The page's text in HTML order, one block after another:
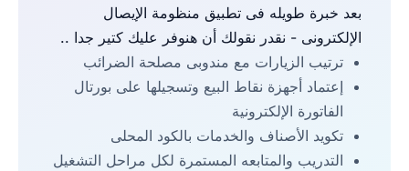
بعد خبرة طويله فى تطبيق منظومة الإيصال
الإلكترونى - نقدر نقولك أن هنوفر عليك كتير جدا ..
ترتيب الزيارات مع مندوبى مصلحة الضرائب
إعتماد أجهزة نقاط البيع وتسجيلها على بورتال
الفاتورة الإلكترونية
تكويد الأصناف والخدمات بالكود المحلى
التدريب والمتابعه المستمرة لكل مراحل التشغيل